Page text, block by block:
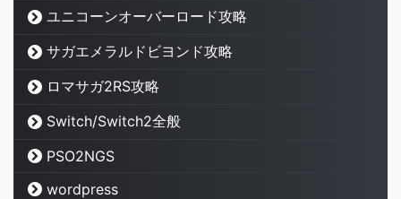
ユニコーンオーバーロード攻略
サガエメラルドビヨンド攻略
ロマサガ2RS攻略
Switch/Switch2全般
PSO2NGS
wordpress